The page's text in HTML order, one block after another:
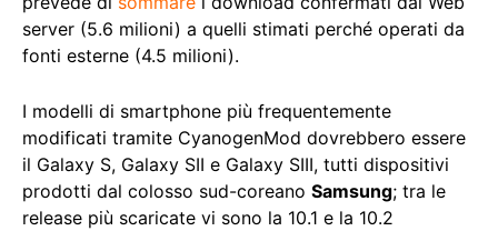
server (5.6 milioni) a quelli stimati perché operati da
fonti esterne (4.5 milioni).
I modelli di smartphone più frequentemente
modificati tramite CyanogenMod dovrebbero essere
il Galaxy S, Galaxy SII e Galaxy SIII, tutti dispositivi
prodotti dal colosso sud-coreano Samsung; tra le
release più scaricate vi sono la 10.1 e la 10.2